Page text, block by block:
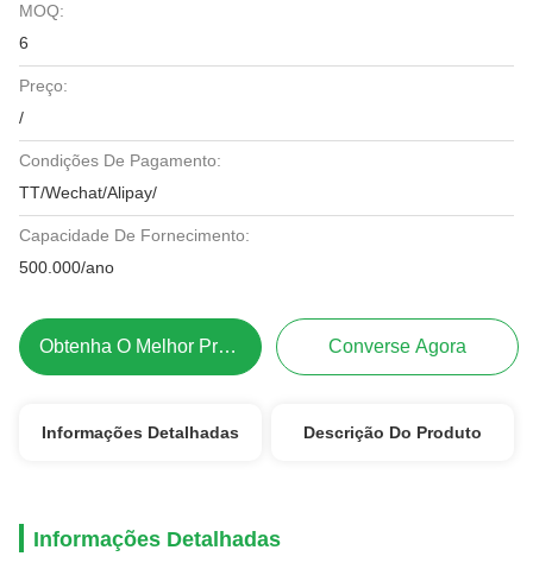
MOQ:
6
Preço:
/
Condições De Pagamento:
TT/Wechat/Alipay/
Capacidade De Fornecimento:
500.000/ano
Obtenha O Melhor Preço Converse Agora
Informações Detalhadas Descrição Do Produto
Informações Detalhadas